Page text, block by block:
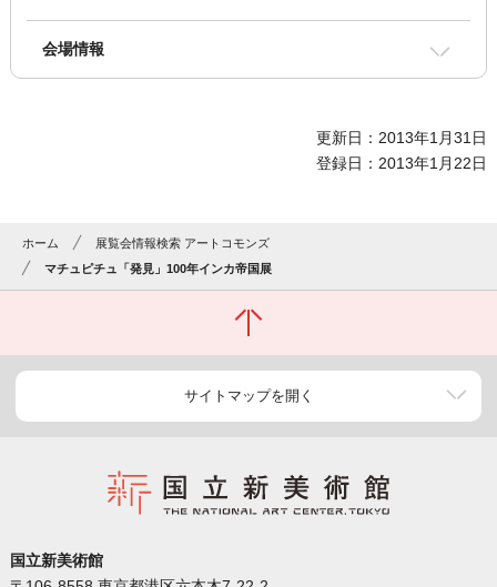
会場情報
更新日：2013年1月31日
登録日：2013年1月22日
ホーム
展覧会情報検索 アートコモンズ
マチュピチュ「発見」100年インカ帝国展
サイトマップを開く
国立新美術館